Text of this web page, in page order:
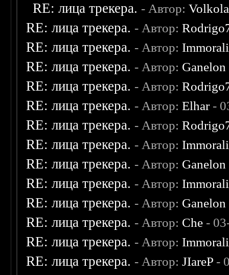
RE: лица трекера. - Автор:
RE: лица трекера. - Автор:
RE: лица трекера. - Автор:
RE: лица трекера. - Автор: Ganelon
RE: лица трекера. - Автор:
RE: лица трекера. - Автор:Elhar-
RE: лица трекера. - Автор:
RE: лица трекера. - Автор:
RE: лица трекера. - Автор: Ganelon
RE: лица трекера. - Автор:
RE: лица трекера. - Автор: Ganelon
RE: лица трекера. - Автор: Che -
RE: лица трекера. - Автор:
RE: лица трекера. - Автор:JIareP -